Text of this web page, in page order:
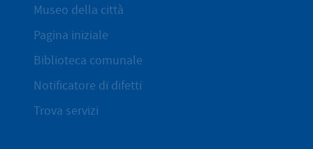
Museo della città
Pagina iniziale
Biblioteca comunale
Notificatore di difetti
Trova servizi